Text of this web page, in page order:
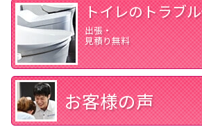
トイレのトラブル
出張・
見積り無料
お客様の声